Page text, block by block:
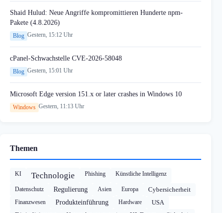
Shaid Hulud: Neue Angriffe kompromittieren Hunderte npm-
Pakete (4.8.2026)
Blog Gestern, 15:12 Uhr
cPanel-Schwachstelle CVE-2026-58048
Blog Gestern, 15:01 Uhr
Microsoft Edge version 151.x or later crashes in Windows 10
Windows Gestern, 11:13 Uhr
Themen
KI Technologie Phishing Künstliche Intelligenz
Datenschutz Regulierung Asien Europa Cybersicherheit
Finanzwesen Produkteinführung Hardware
USA